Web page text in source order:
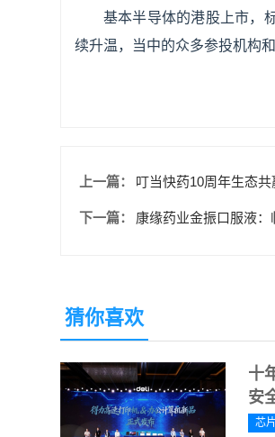
基本半导体的港股上市，
续升温，当中的众多参投机构
上一篇： 叮当快药10周年生态
下一篇： 康缘药业金振口服液
猜你喜欢
十
安
芯片